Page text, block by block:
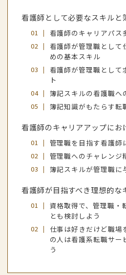
看護師として必要なスキルと
看護師のキャリアパス
看護師が管理職として
めの基本スキル
看護師が管理職として
ト
簿記スキルの看護職へ
簿記知識がもたらす転
看護師のキャリアアップにお
管理職を目指す看護師
管理職へのチャレンジ
簿記スキルが管理職に
看護師が目指すべき理想的な
資格取得で、管理職・
とも検討しよう
仕事は好きだけど職場
の人は看護系転職サー
う